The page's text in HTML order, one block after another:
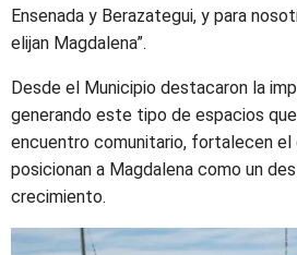
Ensenada y Berazategui, y para
elijan Magdalena”.
Desde el Municipio destacaron la
generando este tipo de espacios
encuentro comunitario, fortalecen el
posicionan a Magdalena como un
crecimiento.